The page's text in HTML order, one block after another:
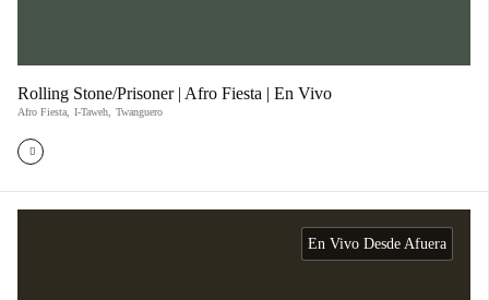
Rolling Stone/Prisoner | Afro Fiesta | En Vivo
Afro Fiesta I-Taweh Twanguero
En Vivo Desde Afuera